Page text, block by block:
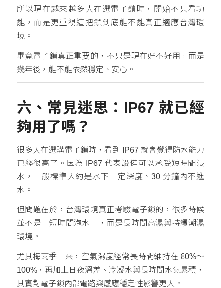
所以現在越來越多人在選電子鎖時，開始不只看功
能，而是更重視這把鎖到底能不能真正適應台灣環
境。
畢竟電子鎖真正重要的，不只是現在好不好用，而是
幾年後，能不能依然穩定、安心。
六、常見迷思：IP67 就已經
夠用了嗎？
很多人在選購電子鎖時，看到 IP67 就會覺得防水能力
已經很高了。因為 IP67 代表設備可以承受短時間浸
水，一般標準大約是水下一定深度、30 分鐘內不進
水。
但問題在於，台灣環境真正考驗電子鎖的，很多時候
並不是「短時間泡水」，而是長時間高濕與持續潮濕
環境。
尤其梅雨季一來，空氣濕度經常長時間維持在 80%～
100%，再加上日夜溫差、冷凝水與長時間水氣累積，
其實對電子鎖內部電路與感應穩定性影響更大。